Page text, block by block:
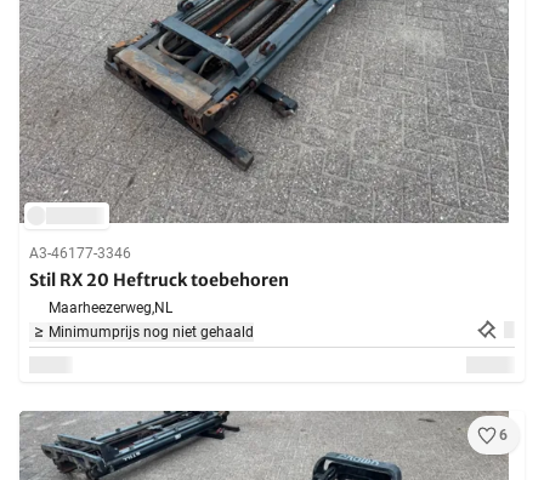
A3-46177-3346
Stil RX 20 Heftruck toebehoren
Maarheezerweg,NL
Minimumprijs nog niet gehaald
6